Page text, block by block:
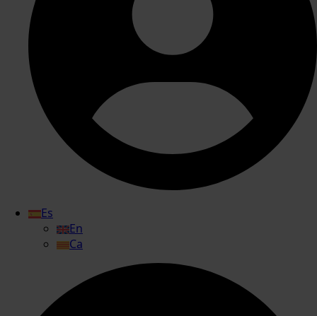
Es
En
Ca